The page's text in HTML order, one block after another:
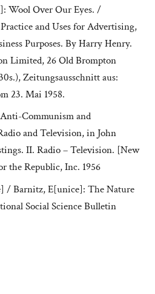
Wool Over Our Eyes. /
and Uses for Advertising,
Purposes. By Harry Henry.
Limited, 26 Old Brompton
Zeitungsausschnitt aus:
23. Mai 1958.
Communism and
and Television, in John
II. Radio – Television. [New
the Republic, Inc. 1956
/ Barnitz, E[unice]: The Nature
Social Science Bulletin